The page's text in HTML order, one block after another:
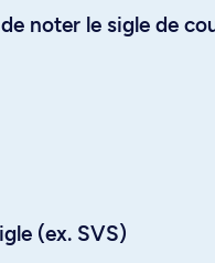
noter le sigle de
(ex. SVS)